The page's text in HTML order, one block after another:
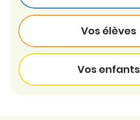
Vos élèves
Vos enfants